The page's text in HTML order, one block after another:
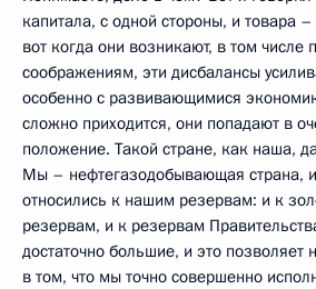
капитала, с одной стороны, и товара –
вот когда они возникают, в том числе
соображениям, эти дисбалансы
особенно с развивающимися
сложно приходится, они попадают в
положение. Такой стране, как наша,
Мы – нефтегазодобывающая страна,
относились к нашим резервам: и к
резервам, и к резервам
достаточно большие, и это
в том, что мы точно совершенно